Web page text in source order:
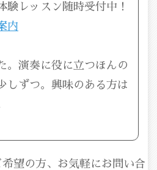
験レッスン随時受付中！
内
。演奏に役に立つほんの
しずつ。興味のある方は
望の方、お気軽にお問い合